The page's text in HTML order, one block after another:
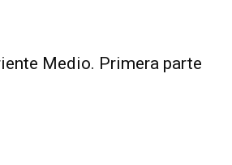
Medio. Primera parte